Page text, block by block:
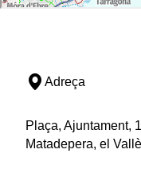
Adreça
Plaça, Ajuntament,
Matadepera, el